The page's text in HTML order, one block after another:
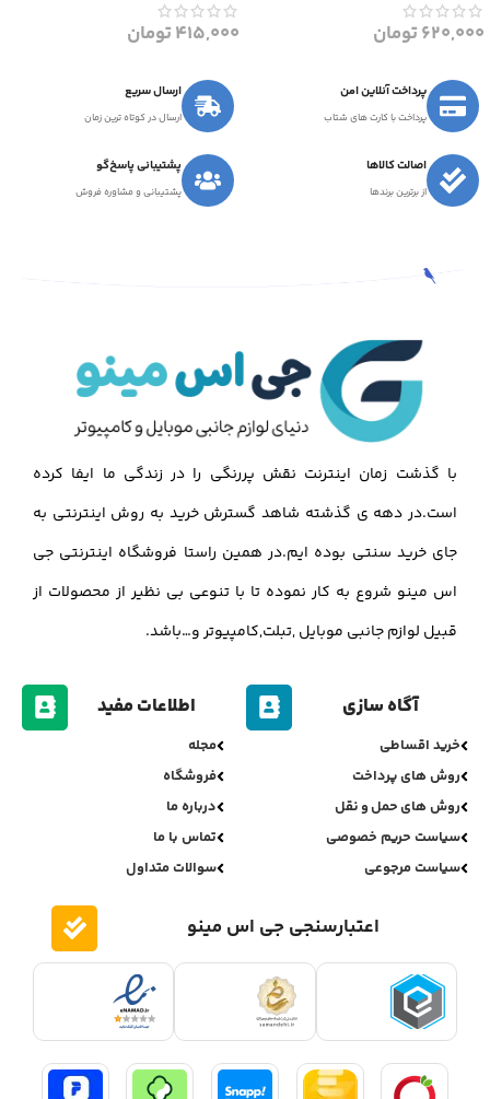
620,000تومان 415,000تومان
پرداخت آنلاین امن
پرداخت با کارت های شتاب
ارسال سریع
ارسال در کوتاه ترین زمان
اصالت کالاها
از برترین برندها
پشتیبانی پاسخ‌گو
پشتیبانی و مشاوره فروش
با گذشت زمان اینترنت نقش پررنگی را در زندگی ما ایفا کرده
است.در دهه ی گذشته شاهد گسترش خرید به روش اینترنتی به
جای خرید سنتی بوده ایم.در همین راستا فروشگاه اینترنتی جی
اس مینو شروع به کار نموده تا با تنوعی بی نظیر از محصولات از
قبیل لوازم جانبی موبایل ,تبلت,کامپیوتر و…باشد.
آگاه سازی
خرید اقساطی
روش های پرداخت
روش های حمل و نقل
سیاست حریم خصوصی
سیاست مرجوعی
اطلاعات مفید
مجله
فروشگاه
درباره ما
تماس با ما
سوالات متداول
اعتبارسنجی جی اس مینو